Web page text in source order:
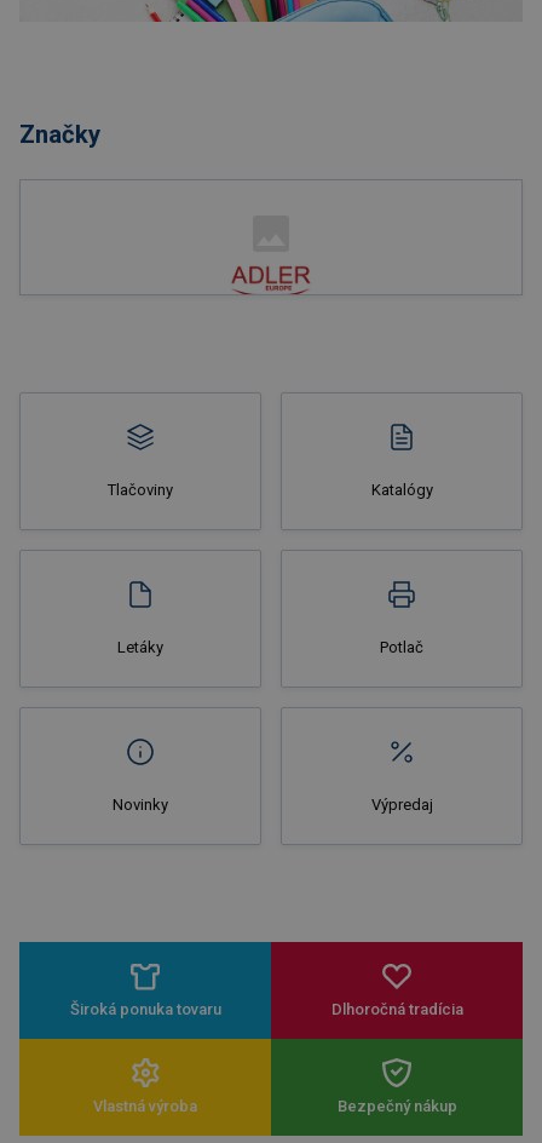
Značky
Tlačoviny Katalógy
Letáky Potlač
Novinky Výpredaj
Široká ponuka tovaru Dlhoročná tradícia
Vlastná výroba Bezpečný nákup